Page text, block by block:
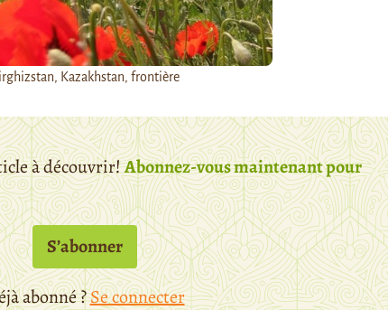
Kazakhstan, frontière
à découvrir!Abonnez-vous maintenant pour
S’abonner
abonné ?Se connecter